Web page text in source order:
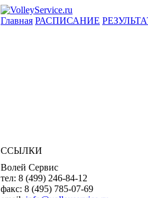
Главная РАСПИСАНИЕ
ССЫЛКИ
Волей Сервис
тел: 8 (499) 246-84-12
факс: 8 (495) 785-07-69